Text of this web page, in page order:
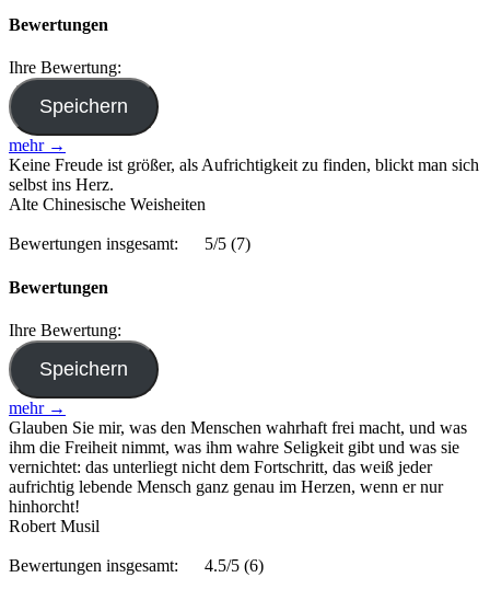
Bewertungen
Ihre Bewertung:
mehr →
Keine Freude ist größer, als Aufrichtigkeit zu finden, blickt man sich
selbst ins Herz.
Alte Chinesische Weisheiten
Bewertungen insgesamt: 5/5 (7)
Bewertungen
Ihre Bewertung:
mehr →
Glauben Sie mir, was den Menschen wahrhaft frei macht, und was
ihm die Freiheit nimmt, was ihm wahre Seligkeit gibt und was sie
vernichtet: das unterliegt nicht dem Fortschritt, das weiß jeder
aufrichtig lebende Mensch ganz genau im Herzen, wenn er nur
hinhorcht!
Robert Musil
Bewertungen insgesamt: 4.5/5 (6)